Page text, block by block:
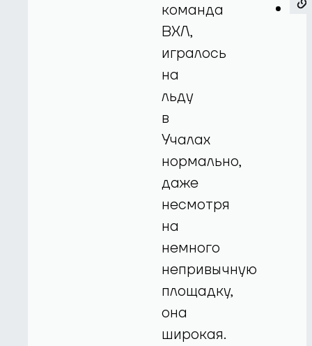
команда
ВХЛ,
игралось
на
льду
в
Учалах
нормально,
даже
несмотря
на
немного
непривычную
площадку,
она
широкая.